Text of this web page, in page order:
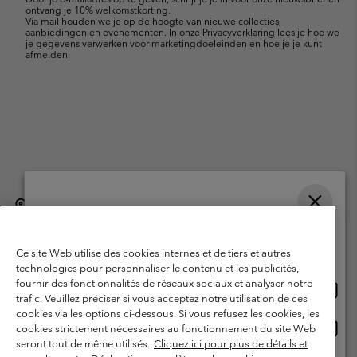
ontvang je 10% welkomstkorting.
Via mail houden we je op de hoogte van nieuwe collecties,
aanbiedingen en evenementen. In onze Privacyverklaring lees je hoe we
je gegevens verwerken voor marketingdoeleinden en hoe je je kunt
afmelden.
België (Nederlands) | English ›| français ›
Gebruiksvoorwaarden
Verkoopvoorwaarden
Garantie
Privacybeleid
Gebruiksvoorwaarden voor lidmaatschap
Voorwaarden voor door gebruikers gegenereerde inhoud
Impressum
Cookies
Ce site Web utilise des cookies internes et de tiers et autres
technologies pour personnaliser le contenu et les publicités,
fournir des fonctionnalités de réseaux sociaux et analyser notre
trafic. Veuillez préciser si vous acceptez notre utilisation de ces
cookies via les options ci-dessous. Si vous refusez les cookies, les
cookies strictement nécessaires au fonctionnement du site Web
seront tout de même utilisés. Cliquez ici pour plus de détails et
Online shoppen beschikbaar
United States
Belgium-English